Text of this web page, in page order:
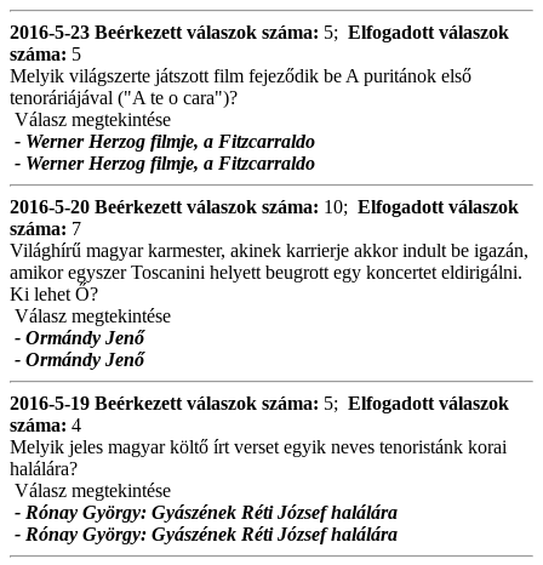
2016-5-23 Beérkezett válaszok száma: 5; Elfogadott válaszok
száma: 5
Melyik világszerte játszott film fejeződik be A puritánok első
tenoráriájával ("A te o cara")?
Válasz megtekintése
- Werner Herzog filmje, a Fitzcarraldo
- Werner Herzog filmje, a Fitzcarraldo
2016-5-20 Beérkezett válaszok száma: 10; Elfogadott válaszok
száma: 7
Világhírű magyar karmester, akinek karrierje akkor indult be igazán,
amikor egyszer Toscanini helyett beugrott egy koncertet eldirigálni.
Ki lehet Ő?
Válasz megtekintése
- Ormándy Jenő
- Ormándy Jenő
2016-5-19 Beérkezett válaszok száma: 5; Elfogadott válaszok
száma: 4
Melyik jeles magyar költő írt verset egyik neves tenoristánk korai
halálára?
Válasz megtekintése
- Rónay György: Gyászének Réti József halálára
- Rónay György: Gyászének Réti József halálára